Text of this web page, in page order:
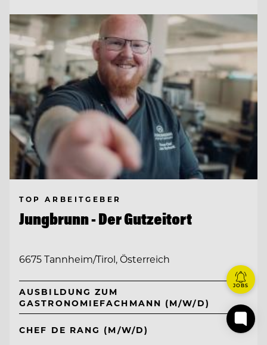
TOP ARBEITGEBER
Jungbrunn - Der Gutzeitort
6675 Tannheim/Tirol, Österreich
AUSBILDUNG ZUM
GASTRONOMIEFACHMANN (M/W/D)
CHEF DE RANG (M/W/D)
JOBS